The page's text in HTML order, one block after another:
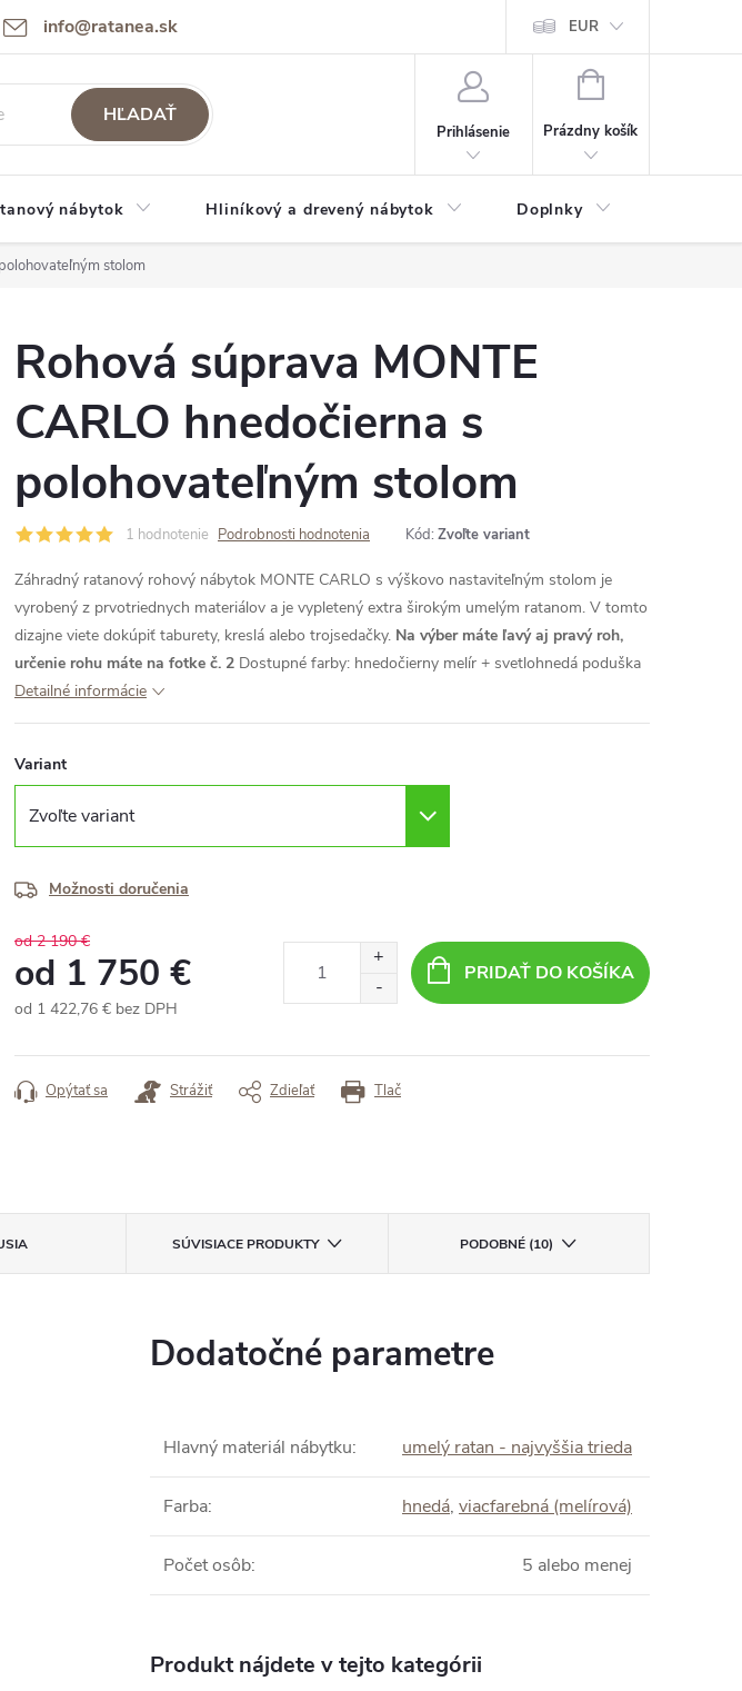
info@ratanea.sk
podmienky Podmienky ochrany osobných údajov Doprava a platba Veľkoobchod - import
EUR
HĽADAŤ
Prihlásenie
NÁKUPNÝ
Prázdny košík
nábytok Hliníkový a drevený nábytok Doplnky
stolom
Rohová súprava MONTE
CARLO hnedočierna s
polohovateľným stolom
1 hodnotenie Podrobnosti hodnotenia Kód: Zvoľte variant
Záhradný ratanový rohový nábytok MONTE CARLO s výškovo nastaviteľným stolom je
vyrobený z prvotriednych materiálov a je vypletený extra širokým umelým ratanom. V tomto
dizajne viete dokúpiť taburety, kreslá alebo trojsedačky. Na výber máte ľavý aj pravý roh,
určenie rohu máte na fotke č. 2 Dostupné farby: hnedočierny melír + svetlohnedá poduška
Detailné informácie
Variant
Možnosti doručenia
od 2 190 €
od 1 750 €
od 1 422,76 € bez DPH
cena:
PRIDAŤ DO KOŠÍKA
Tlač
Opýtať sa Strážiť Zdieľať
SÚVISIACE PRODUKTY PODOBNÉ (10)
Dodatočné parametre
Hlavný materiál nábytku: umelý ratan - najvyššia trieda
Farba: hnedá, viacfarebná (melírová)
Počet osôb: 5 alebo menej
Produkt nájdete v tejto kategórii